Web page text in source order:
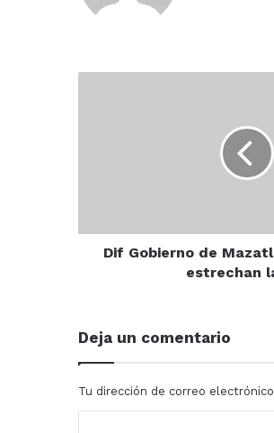
Dif Gobierno de
estrechan
Deja un comentario
Tu dirección de correo